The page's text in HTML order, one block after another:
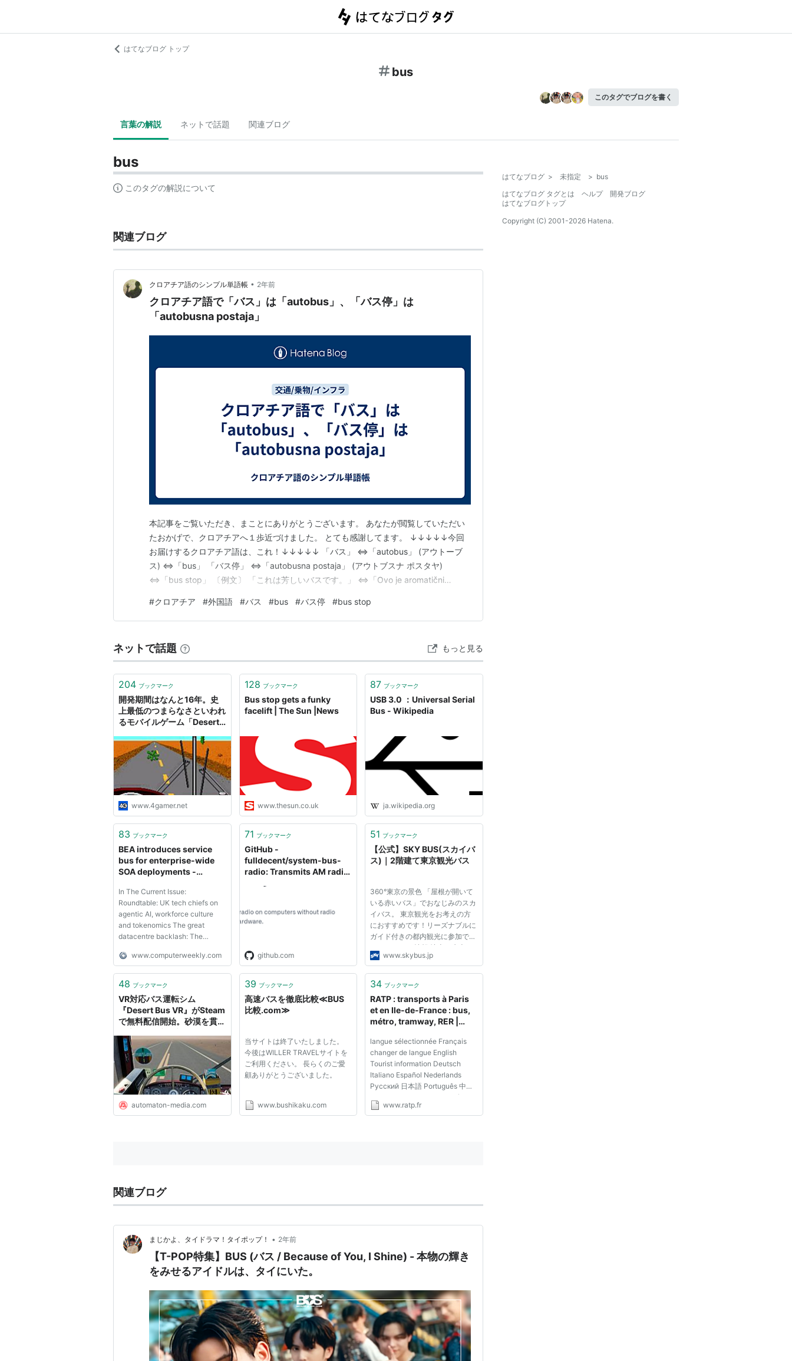
はてなブログ トップ
bus
このタグでブログを書く
言葉の解説 ネットで話題 関連ブログ
bus
このタグの解説について
関連ブログ
クロアチア語のシンプル単語帳 • 2年前
クロアチア語で「バス」は「autobus」、「バス停」は
「autobusna postaja」
本記事をご覧いただき、まことにありがとうございます。 あなたが閲覧していただい
たおかげで、クロアチアへ１歩近づけました。 とても感謝してます。 ↓↓↓↓↓今回
お届けするクロアチア語は、これ！↓↓↓↓↓ 「バス」 ⇔「autobus」 (アウトーブ
ス) ⇔「bus」 「バス停」 ⇔「autobusna postaja」 (アウトブスナ ポスタヤ)
⇔「bus stop」 〔例文〕 「これは芳しいバスです。」 ⇔「Ovo je aromatični
bus.」 ・・・・・・・・・・・…
#クロアチア #外国語 #バス #bus #バス停 #bus stop
ネットで話題 もっと見る
204 ブックマーク
開発期間はなんと16年。史
上最低のつまらなさといわれ
るモバイルゲーム「Desert
由
www.4gamer.net
128 ブックマーク
Bus stop gets a funky
facelift | The Sun |News
www.thesun.co.uk
87 ブックマーク
USB 3.0 ：Universal Serial
Bus - Wikipedia
ja.wikipedia.org
83 ブックマーク
BEA introduces service
bus for enterprise-wide
SOA deployments -
In The Current Issue:
Roundtable: UK tech chiefs on
agentic AI, workforce culture
and tokenomics The great
datacentre backlash: The
Emmanuel Frenehard, chief
Current Issue News Archive July
full-stack strategy k...
www.computerweekly.com
71 ブックマーク
GitHub -
fulldecent/system-bus-
radio: Transmits AM radio
github.com
51 ブックマーク
【公式】SKY BUS(スカイバ
ス)｜2階建て東京観光バス
360°東京の景色 「屋根が開いて
いる赤いバス」でおなじみのスカ
イバス。 東京観光をお考えの方
におすすめです！リーズナブルに
ガイド付きの都内観光に参加でき
ます。 コース情報 地上と水上を
走るバス！？ いつもの景色が特
海の上から見る町並みはまた違っ
www.skybus.jp
48 ブックマーク
VR対応バス運転シム
『Desert Bus VR』がSteam
で無料配信開始。砂漠を貫く
ただそれだけ -
AUTOMATON
automaton-media.com
39 ブックマーク
高速バスを徹底比較≪BUS
比較.com≫
当サイトは終了いたしました。
今後はWILLER TRAVELサイトを
ご利用ください。 長らくのご愛
顧ありがとうございました。
www.bushikaku.com
34 ブックマーク
RATP : transports à Paris
et en Ile-de-France : bus,
métro, tramway, RER |
langue sélectionnée Français
changer de langue English
Tourist information Deutsch
Italiano Español Nederlands
Pусский 日本語 Português 中文
recherche : taper les premières
lettres et choisissez dans la liste
www.ratp.fr
関連ブログ
まじかよ、タイドラマ！タイポップ！ • 2年前
【T-POP特集】BUS (バス / Because of You, I Shine) - 本物の輝き
をみせるアイドルは、タイにいた。
はてなブログ > 未指定 > bus
はてなブログ タグとは
ヘルプ
開発ブログ
はてなブログトップ
Copyright (C) 2001-2026 Hatena.